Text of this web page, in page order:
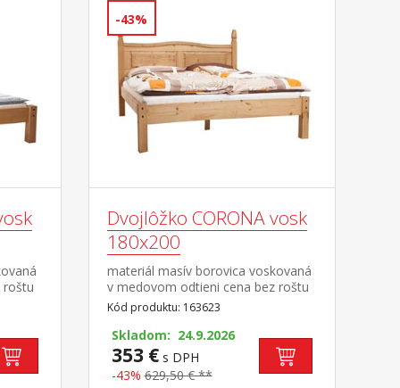
roštu
-43%
Dvojlôžko CORONA vosk
180x200
materiál masív borovica voskovaná
v medovom odtieni cena bez roštu
a matraca odporúčaný rozmer
matraca 180 × 200 cm alebo 2 kusy
90 × 200 cm a rošt R4 alebo 2 kusy
R1 súčasť zostavy Corona
Kód produktu: 163623
Skladom: 24.9.2026
353 €s DPH
-43% 629,50 € **